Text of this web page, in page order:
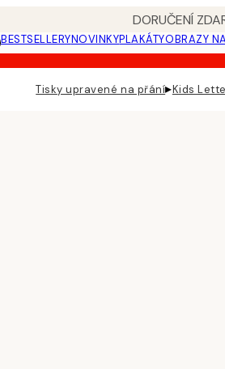
DORUČENÍ
BESTSELLERYNOVINKYPLAKÁTYOBRAZY
Tisky upravené na přání▸Kids